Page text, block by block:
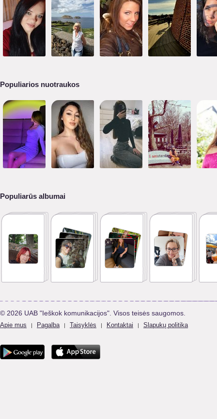
Populiarios nuotraukos
Populiarūs albumai
© 2026 UAB "Ieškok komunikacijos". Visos teisės saugomos.
Apie mus | Pagalba | Taisyklės | Kontaktai | Slapukų politika